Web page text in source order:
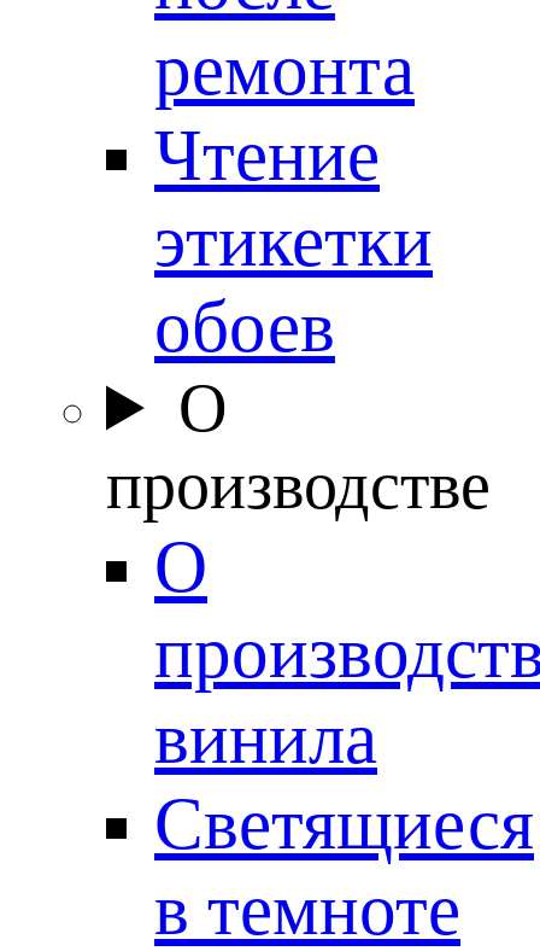
ремонта
Чтение
этикетки
обоев
О
производстве
О
винила
Светящиеся
в темноте